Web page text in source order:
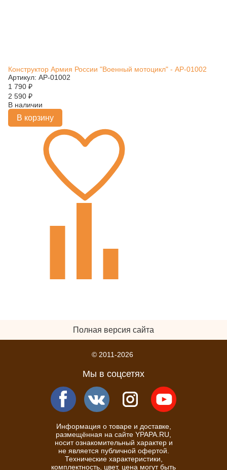
Конструктор Армия России "Военный мотоцикл" - АР-01002
Артикул: АР-01002
1 790 ₽
2 590 ₽
В наличии
В корзину
Полная версия сайта
© 2011-2026
Мы в соцсетях
Информация о товаре и доставке,
размещённая на сайте YPAPA.RU,
носит ознакомительный характер и
не является публичной офертой.
Технические характеристики,
комплектность, цвет, цена могут быть